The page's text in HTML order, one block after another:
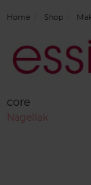
Home Shop
core
Nagellak